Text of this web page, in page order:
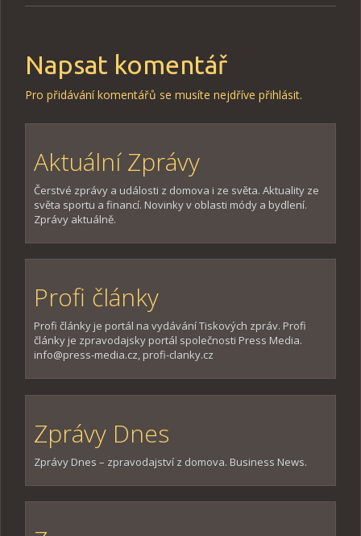
Napsat komentář
Pro přidávání komentářů se musíte nejdříve přihlásit.
Aktuální Zprávy
Čerstvé zprávy a události z domova i ze světa. Aktuality ze
světa sportu a financí. Novinky v oblasti módy a bydlení.
Zprávy aktuálně.
Profi články
Profi články je portál na vydávání Tiskových zpráv. Profi
články je zpravodajsky portál společnosti Press Media.
info@press-media.cz, profi-clanky.cz
Zprávy Dnes
Zprávy Dnes – zpravodajství z domova. Business News.